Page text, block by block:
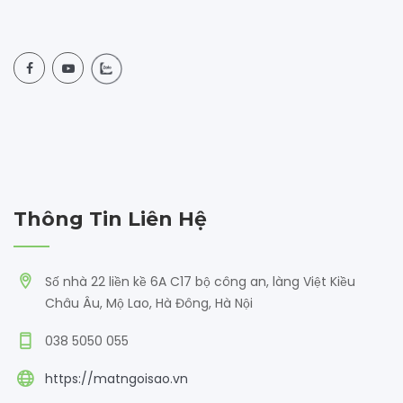
Thông Tin Liên Hệ
Số nhà 22 liền kề 6A C17 bộ công an, làng Việt Kiều
Châu Âu, Mộ Lao, Hà Đông, Hà Nội
038 5050 055
https://matngoisao.vn